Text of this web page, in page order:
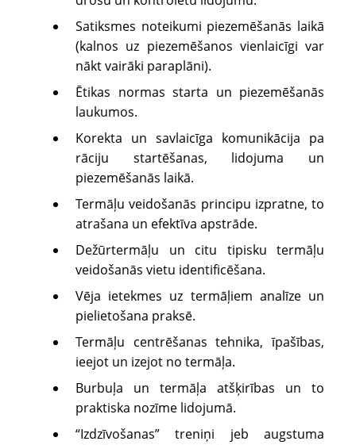
Satiksmes noteikumi piezemēšanās laikā
(kalnos uz piezemēšanos vienlaicīgi var
nākt vairāki paraplāni).
Ētikas normas starta un piezemēšanās
laukumos.
Korekta un savlaicīga komunikācija pa
rāciju startēšanas, lidojuma un
piezemēšanās laikā.
Termāļu veidošanās principu izpratne, to
atrašana un efektīva apstrāde.
Dežūrtermāļu un citu tipisku termāļu
veidošanās vietu identificēšana.
Vēja ietekmes uz termāļiem analīze un
pielietošana praksē.
Termāļu centrēšanas tehnika, īpašības,
ieejot un izejot no termāļa.
Burbuļa un termāļa atšķirības un to
praktiska nozīme lidojumā.
“Izdzīvošanas” treniņi jeb augstuma